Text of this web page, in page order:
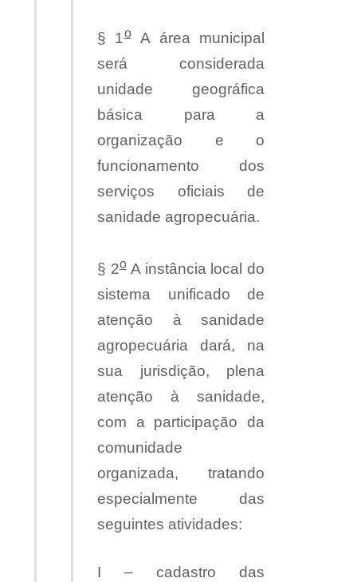
§ 1oA área municipal
será considerada
unidade geográfica
básica para a
organização e o
funcionamento dos
serviços oficiais de
sanidade agropecuária.
§ 2oA instância local do
sistema unificado de
atenção à sanidade
agropecuária dará, na
sua jurisdição, plena
atenção à sanidade,
com a participação da
comunidade
organizada, tratando
especialmente das
seguintes atividades:
I – cadastro das